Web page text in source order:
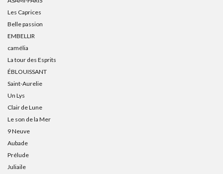
Les Caprices
Belle passion
EMBELLIR
camélia
La tour des Esprits
ÉBLOUISSANT
Saint-Aurelie
Un Lys
Clair de Lune
Le son de la Mer
9 Neuve
Aubade
Prélude
Juliaile